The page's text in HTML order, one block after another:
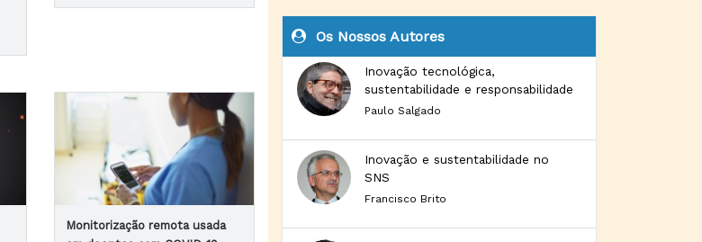
Monitorização remota usada
Os Nossos Autores
Inovação tecnológica,
sustentabilidade e responsabilidade
Paulo Salgado
Inovação e sustentabilidade no
SNS
Francisco Brito